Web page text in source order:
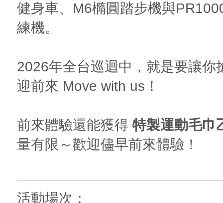
健身車、M6橢圓踏步機與
練機。
2026年全台巡迴中，就是要讓你
迎前來 Move with us！
前來體驗還能獲得 特製運動毛巾
量有限～歡迎儘早前來體驗！
活動場次：